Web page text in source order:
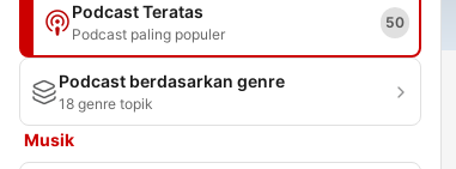
Podcast Teratas
Podcast paling populer
50
Podcast berdasarkan genre
18 genre topik
Musik